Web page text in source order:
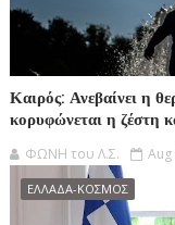
Καιρός: Ανεβαίνει η
κορυφώνεται η ζέστη
ΦΩΝΗ του Λ.Σ. Aug
ΕΛΛΑΔΑ-ΚΟΣΜΟΣ